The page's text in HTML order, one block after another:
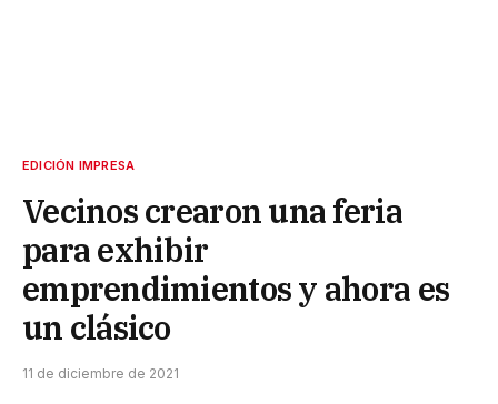
EDICIÓN IMPRESA
Vecinos crearon una feria
para exhibir
emprendimientos y ahora es
un clásico
11 de diciembre de 2021